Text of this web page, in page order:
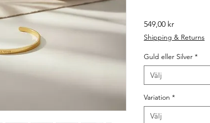
549,00 krPris
Shipping & Returns
Guld eller Silver *
Välj
Variation *
Välj